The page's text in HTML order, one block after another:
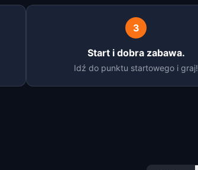
3
Start i dobra zabawa.
Idź do punktu startowego i graj!